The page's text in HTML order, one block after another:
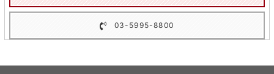
03-5995-8800